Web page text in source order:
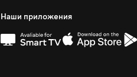
Наши приложения